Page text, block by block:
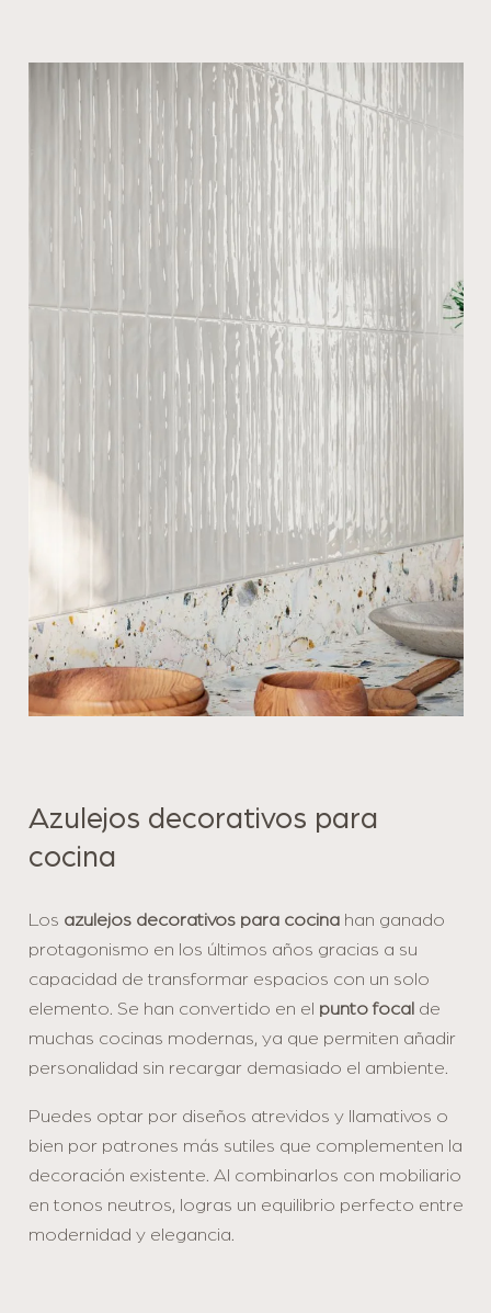
Azulejos decorativos para
cocina
Los azulejos decorativos para cocinahan ganado
protagonismo en los últimos años gracias a su
capacidad de transformar espacios con un solo
elemento. Se han convertido en el punto focalde
muchas cocinas modernas, ya que permiten añadir
personalidad sin recargar demasiado el ambiente.
Puedes optar por diseños atrevidos y llamativos o
bien por patrones más sutiles que complementen la
decoración existente. Al combinarlos con mobiliario
en tonos neutros, logras un equilibrio perfecto entre
modernidad y elegancia.